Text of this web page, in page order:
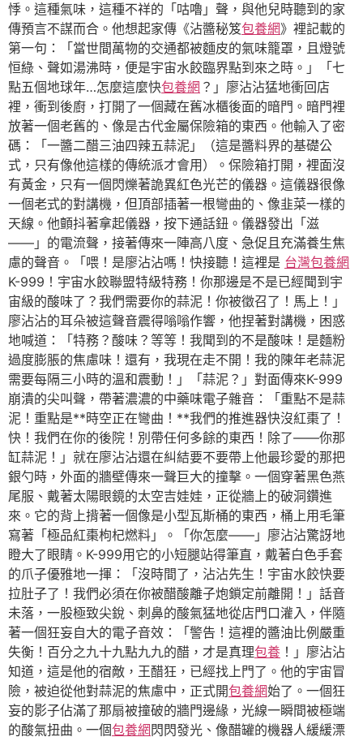
悸。這種氣味，這種不祥的「咕嚕」聲，與他兒時聽到的家
傳預言不謀而合。他想起家傳《沾醬秘笈包養網》裡記載的
第一句：「當世間萬物的交通都被麵皮的氣味籠罩，且燈號
恒綠、聲如湯沸時，便是宇宙水餃臨界點到來之時。」「七
點五個地球年…怎麼這麼快包養網 ？」廖沾沾猛地衝回店
裡，衝到後廚，打開了一個藏在舊冰櫃後面的暗門。暗門裡
放著一個老舊的、像是古代金屬保險箱的東西。他輸入了密
碼：「一醬二醋三油四辣五蒜泥」（這是醬料界的基礎公
式，只有像他這樣的傳統派才會用）。保險箱打開，裡面沒
有黃金，只有一個閃爍著詭異紅色光芒的儀器。這儀器很像
一個老式的對講機，但頂部插著一根彎曲的、像韭菜一樣的
天線。他顫抖著拿起儀器，按下通話鈕。儀器發出「滋
——」的電流聲，接著傳來一陣高八度、急促且充滿養生焦
慮的聲音。「喂！是廖沾沾嗎！快接聽！這裡是 台灣包養網
K-999！宇宙水餃聯盟特級特務！你那邊是不是已經聞到宇
宙級的酸味了？我們需要你的蒜泥！你被徵召了！馬上！」
廖沾沾的耳朵被這聲音震得嗡嗡作響，他捏著對講機，困惑
地喊道：「特務？酸味？等等！我聞到的不是酸味！是麵粉
過度膨脹的焦慮味！還有，我現在走不開！我的陳年老蒜泥
需要每隔三小時的溫和震動！」「蒜泥？」對面傳來K-999
崩潰的尖叫聲，帶著濃濃的中藥味電子雜音：「重點不是蒜
泥！重點是**時空正在彎曲！**我們的推進器快沒紅棗了！
快！我們在你的後院！別帶任何多餘的東西！除了——你那
缸蒜泥！」就在廖沾沾還在糾結要不要帶上他最珍愛的那把
銀勺時，外面的牆壁傳來一聲巨大的撞擊。一個穿著黑色燕
尾服、戴著太陽眼鏡的太空吉娃娃，正從牆上的破洞鑽進
來。它的背上揹著一個像是小型瓦斯桶的東西，桶上用毛筆
寫著「極品紅棗枸杞燃料」。「你怎麼——」廖沾沾驚訝地
瞪大了眼睛。K-999用它的小短腿站得筆直，戴著白色手套
的爪子優雅地一揮：「沒時間了，沾沾先生！宇宙水餃快要
拉肚子了！我們必須在你被醋酸離子炮鎖定前離開！」話音
未落，一股極致尖銳、刺鼻的酸氣猛地從店門口灌入，伴隨
著一個狂妄自大的電子音效：「警告！這裡的醬油比例嚴重
失衡！百分之九十九點九九的醋，才是真理包養 ！」廖沾沾
知道，這是他的宿敵，王醋狂，已經找上門了。他的宇宙冒
險，被迫從他對蒜泥的焦慮中，正式開包養網始了。一個狂
妄的影子佔滿了那扇被撞破的牆門邊緣，光線一瞬間被極端
的酸氣扭曲。一個包養網 閃閃發光、像醋罐的機器人緩緩漂